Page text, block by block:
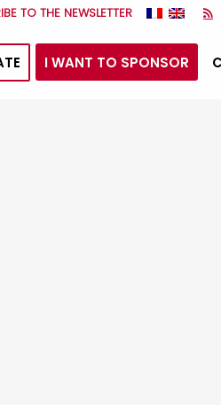
TO THE NEWSLETTER
I WANT TO SPONSOR